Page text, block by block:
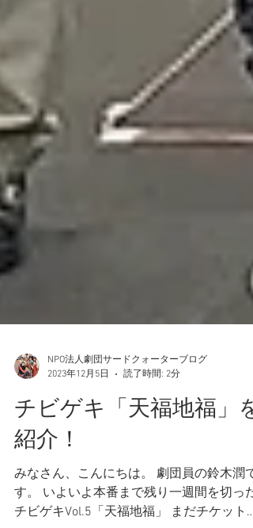
NPO法人劇団サードクォーターブログ
2023年12月5日
読了時間: 2分
チビゲキ「天福地福」を
紹介！
みなさん、こんにちは。 劇団員の鈴木潤で